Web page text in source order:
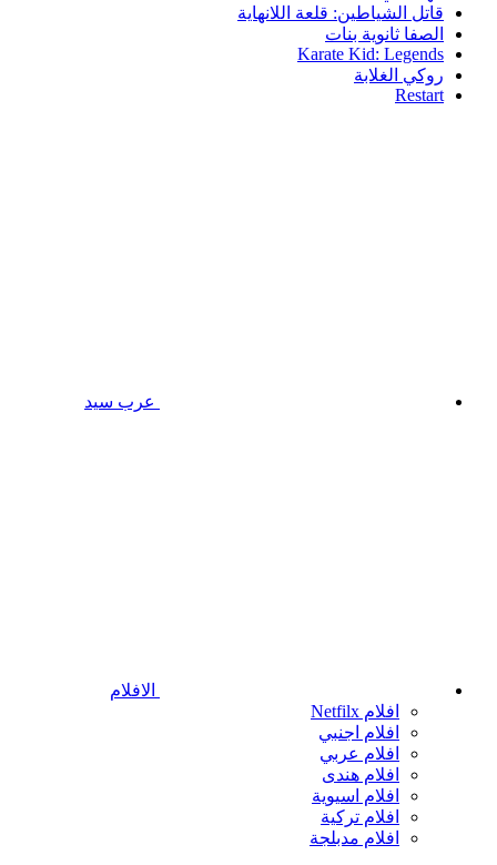
قاتل الشياطين: قلعة اللانهاية
الصفا ثانوية بنات
Karate Kid: Legends
روكي الغلابة
Restart
عرب سيد
الافلام
افلام Netfilx
افلام اجنبي
افلام عربي
افلام هندى
افلام اسيوية
افلام تركية
افلام مدبلجة